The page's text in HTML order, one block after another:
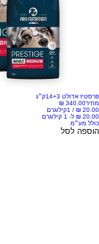
פרסטיז אדולט 14+3ק״ג
מחיר
/ 1קילוגרם
כולל מע״מ
הוספה לסל